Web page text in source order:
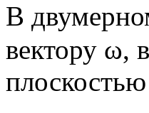
В
вектору ω,